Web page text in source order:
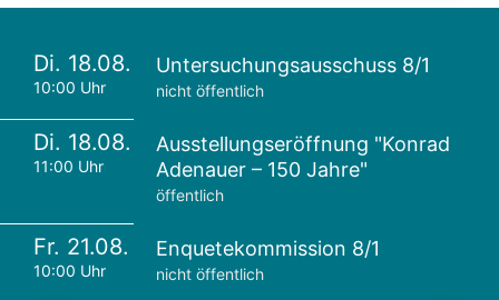
Di. 18.08.
10:00 Uhr
Untersuchungsausschuss 8/1
nicht öffentlich
Di. 18.08.
11:00 Uhr
Ausstellungseröffnung "Konrad
Adenauer – 150 Jahre"
öffentlich
Fr. 21.08.
10:00 Uhr
Enquetekommission 8/1
nicht öffentlich